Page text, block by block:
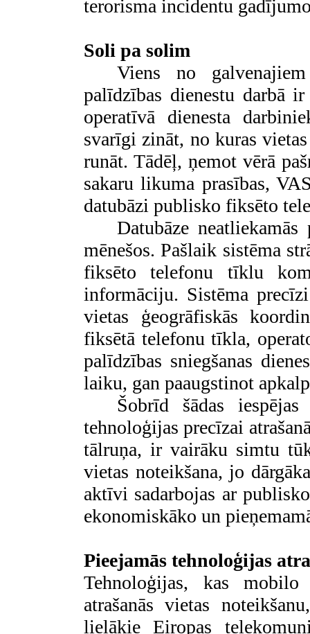
terorisma incidentu
Soli pa solim
Viens no
palīdzības dienestu darbā
operatīvā dienesta
svarīgi zināt, no kuras
runāt. Tādēļ, ņemot vērā
sakaru likuma prasības,
datubāzi publisko fiksēto
Datubāze
mēnešos. Pašlaik sistēma
fiksēto telefonu tīklu
informāciju. Sistēma
vietas ģeogrāfiskās
fiksētā telefonu tīkla,
palīdzības sniegšanas
laiku, gan paaugstinot
Šobrīd šādas
tehnoloģijas precīzai
tālruņa, ir vairāku simtu
vietas noteikšana, jo
aktīvi sadarbojas ar
ekonomiskāko un
Pieejamās tehnoloģijas
Tehnoloģijas, kas
atrašanās vietas
lielākie Eiropas